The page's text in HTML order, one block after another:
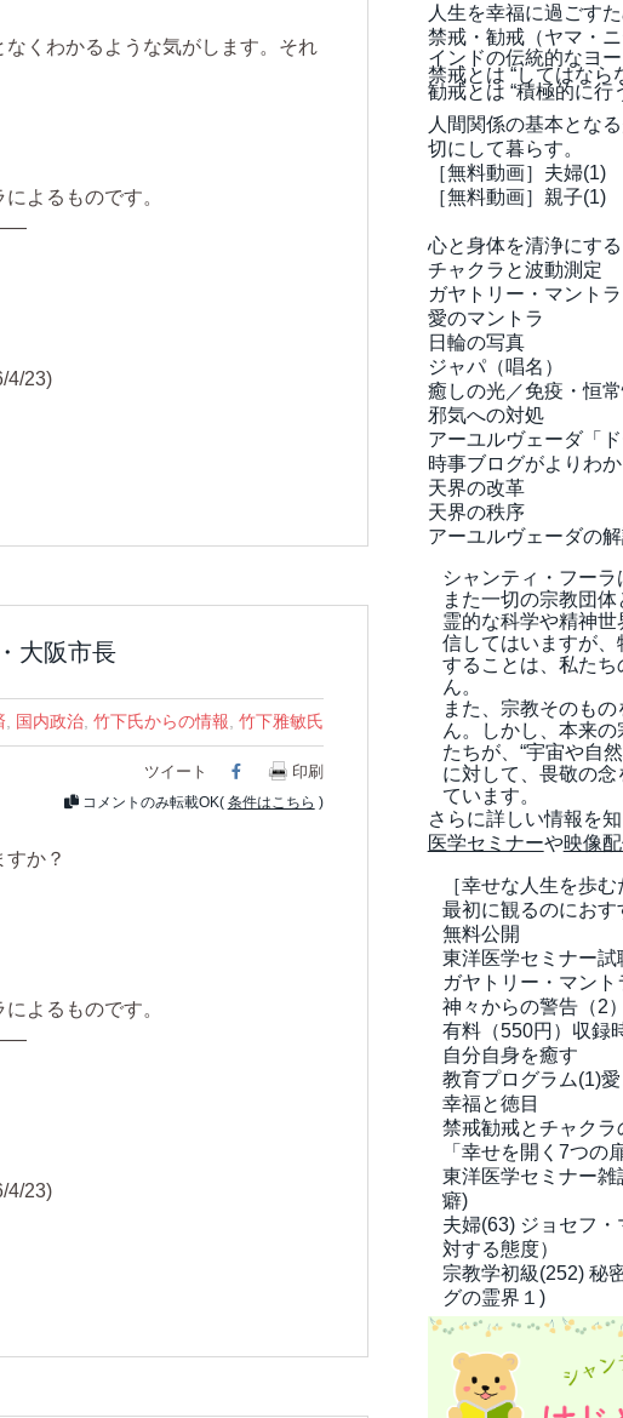
くわかるような気がします。それ
よるものです。
4/23)
大阪市長
国内政治, 竹下氏からの情報 竹下雅敏氏
ツイート Facebook
印刷
コメントのみ転載OK( 条件はこちら )
か？
よるものです。
4/23)
人生を幸福に過ごす
禁戒・勧戒（ヤマ・
インドの伝統的なヨー
禁戒とは “してはなら
勧戒とは “積極的に行
人間関係の基本とな
切にして暮らす。
［無料動画］夫婦(1)
［無料動画］親子(1)
心と身体を清浄にする
チャクラと波動測定
ガヤトリー・マントラ
愛のマントラ
日輪の写真
ジャパ（唱名）
癒しの光／免疫・恒
邪気への対処
アーユルヴェーダ「ド
時事ブログがよりわ
天界の改革
天界の秩序
アーユルヴェーダの
シャンティ・フーラ
また一切の宗教団体
霊的な科学や精神
信してはいますが
することは、私た
ん。
また、宗教そのも
ん。しかし、本来
たちが、“宇宙や自
に対して、畏敬の念
ています。
さらに詳しい情報を
医学セミナーや映像
［幸せな人生を歩む
最初に観るのにお
無料公開
東洋医学セミナー試
ガヤトリー・マン
神々からの警告（2）
有料（550円） 収録
自分自身を癒す
教育プログラム(1)
幸福と徳目
禁戒勧戒とチャクラ
「幸せを開く7つの
東洋医学セミナー雑
癖)
夫婦(63) ジョセフ・
対する態度）
宗教学初級(252) 秘
グの霊界１)